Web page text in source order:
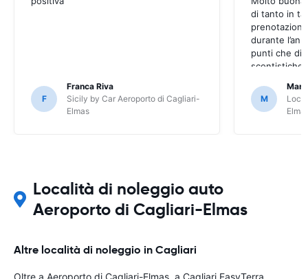
F
Franca Riva
Sicily by Car Aeroporto di Cagliari-
Elmas
di tanto in
durante
punti che
scontistiche
M
Località di noleggio auto
Aeroporto di Cagliari-Elmas
Altre località di noleggio in Cagliari
Oltre a Aeroporto di Cagliari-Elmas, a Cagliari EasyTerra